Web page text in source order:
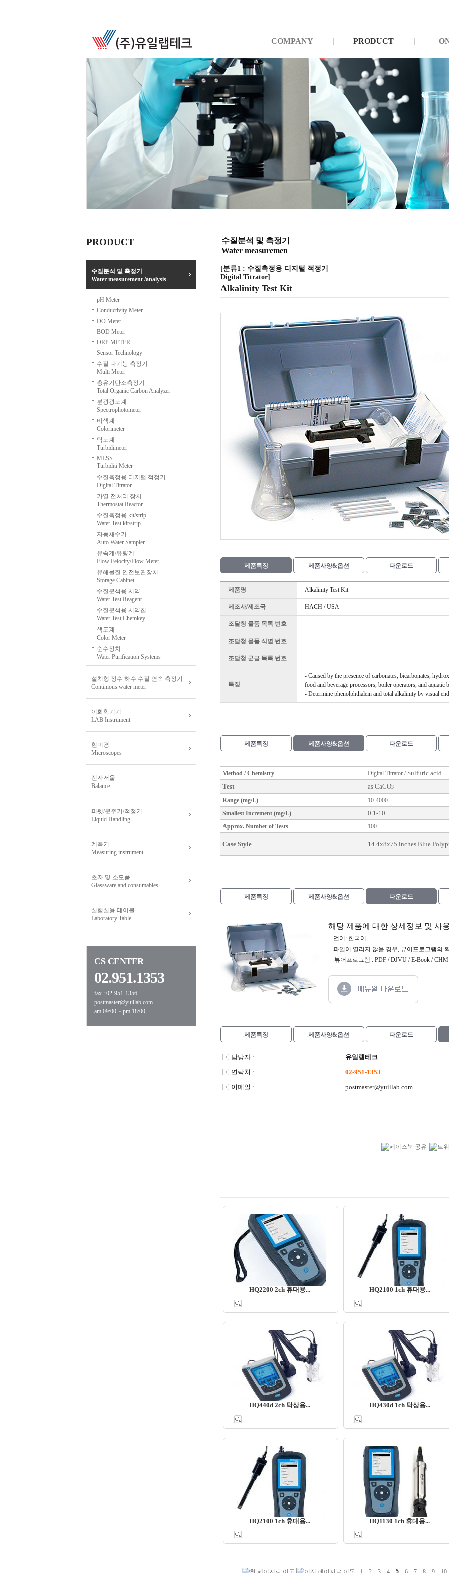
COMPANY PRODUCT
PRODUCT
수질분석 및 측정기
Water measurement /analysis
pH Meter
Conductivity Meter
DO Meter
BOD Meter
ORP METER
Sensor Technology
수질 다기능 측정기
Multi Meter
총유기탄소측정기
Total Organic Carbon Analyzer
분광광도계
Spectrophotometer
비색계
Colorimeter
탁도계
Turbidimeter
MLSS
Turbiditi Meter
수질측정용 디지털 적정기
Digital Titrator
가열 전처리 장치
Thermostat Reactor
수질측정용 kit/strip
Water Test kit/strip
자동채수기
Auto Water Sampler
유속계/유량계
Flow Felocity/Flow Meter
유해물질 안전보관장치
Storage Cabinet
수질분석용 시약
Water Test Reagent
수질분석용 시약칩
Water Test Chemkey
색도계
Color Meter
순수장치
Water Purification Systems
설치형 정수 하수 수질 연속 측정기
Continious water meter
이화학기기
LAB Instrument
현미경
Microscopes
전자저울
Balance
피펫/분주기/적정기
Liquid Handling
계측기
Measuring instrument
초자 및 소모품
Glassware and consumables
실험실용 테이블
Laboratory Table
CS CENTER
02.951.1353
fax : 02-951-1356
postmaster@yuillab.com
am 09:00 ~ pm 18:00
수질분석 및 측정기
Water measuremen
[분류1 : 수질측정용 디지털 적정기
Digital Titrator]
Alkalinity Test Kit
제품특징 제품사양&옵션 다운로드
제품명 Alkalinity Test Kit
제조사/제조국 HACH / USA
조달청 물품 목록 번호
조달청 물품 식별 번호
조달청 군급 목록 번호
특징
- Caused by the presence of carbonates, bicarbonates,
food and beverage processors, boiler operators, and aquatic
- Determine phenolphthalein and total alkalinity by visual
제품특징 제품사양&옵션 다운로드
Method / Chemistry Digital Titrator / Sulfuric acid
Test
as CaCO3
Range (mg/L)
10-4000
Smallest Increment (mg/L)
0.1-10
Approx. Number of Tests 100
Case Style 14.4x8x75 inches Blue
제품특징 제품사양&옵션 다운로드
해당 제품에 대한 상세정보 및 사
-. 언어: 한국어
-. 파일이 열리지 않을 경우, 뷰어프로그램의
뷰어프로그램 : PDF / DJVU / E-Book /
제품특징 제품사양&옵션 다운로드
담당자 :
유일랩테크
연락처 :
02-951-1353
이메일 :
postmaster@yuillab.com
HQ2200 2ch 휴대용... HQ2100 1ch 휴대용...
HQ440d 2ch 탁상용... HQ430d 1ch 탁상용...
HQ2100 1ch 휴대용... HQ1130 1ch 휴대용...